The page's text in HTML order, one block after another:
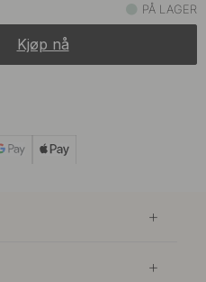
På lager
På lager
PÅ LAGER
Kjøp nå